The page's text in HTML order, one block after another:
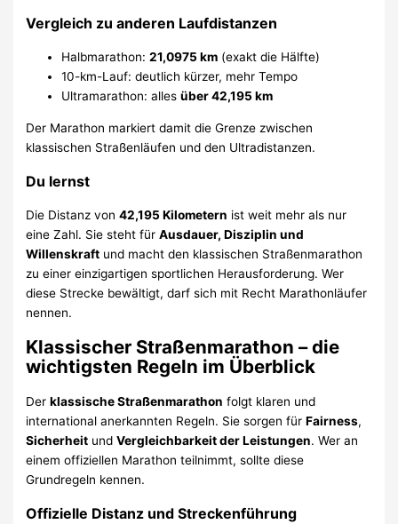
Vergleich zu anderen Laufdistanzen
Halbmarathon:21,0975 km (exakt die Hälfte)
10-km-Lauf: deutlich kürzer, mehr Tempo
Ultramarathon: allesüber 42,195 km
Der Marathon markiert damit die Grenze zwischen
klassischen Straßenläufen und den Ultradistanzen.
Du lernst
Die Distanz von42,195 Kilometern ist weit mehr als nur
eine Zahl. Sie steht fürAusdauer, Disziplin und
Willenskraft und macht den klassischen Straßenmarathon
zu einer einzigartigen sportlichen Herausforderung. Wer
diese Strecke bewältigt, darf sich mit Recht Marathonläufer
nennen.
Klassischer Straßenmarathon – die
wichtigsten Regeln im Überblick
Derklassische Straßenmarathon folgt klaren und
international anerkannten Regeln. Sie sorgen fürFairness,
Sicherheit undVergleichbarkeit der Leistungen. Wer an
einem offiziellen Marathon teilnimmt, sollte diese
Grundregeln kennen.
Offizielle Distanz und Streckenführung